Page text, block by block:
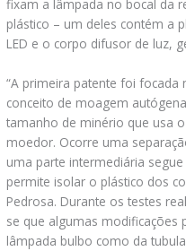
fixam a lâmpada no bocal da
plástico – um deles contém a
LED e o corpo difusor de luz,
“A primeira patente foi focada
conceito de moagem
tamanho de minério que usa
moedor. Ocorre uma
uma parte intermediária
permite isolar o plástico dos
Pedrosa. Durante os testes
se que algumas modificações
lâmpada bulbo como da